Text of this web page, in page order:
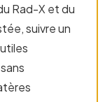
Rad-X et du
suivre un